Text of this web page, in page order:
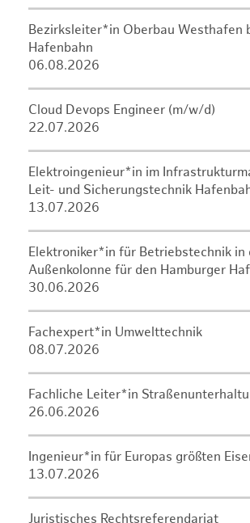
Bezirksleiter*in Oberbau Westhafen
Hafenbahn
06.08.2026
Cloud Devops Engineer (m/w/d)
22.07.2026
Elektroingenieur*in im
Leit- und Sicherungstechnik
13.07.2026
Elektroniker*in für Betriebstechnik in
Außenkolonne für den Hamburger
30.06.2026
Fachexpert*in Umwelttechnik
08.07.2026
Fachliche Leiter*in
26.06.2026
Ingenieur*in für Europas größten
13.07.2026
Juristisches Rechtsreferendariat